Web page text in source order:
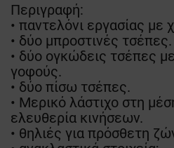
Περιγραφή:
• παντελόνι εργασίας με
• δύο μπροστινές τσέπες.
• δύο ογκώδεις τσέπες
γοφούς.
• δύο πίσω τσέπες.
• Μερικό λάστιχο στη
ελευθερία κινήσεων.
• θηλιές για πρόσθετη